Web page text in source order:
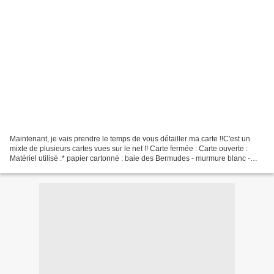
Maintenant, je vais prendre le temps de vous détailler ma carte !!C'est un
mixte de plusieurs cartes vues sur le net !! Carte fermée : Carte ouverte :
Matériel utilisé :* papier cartonné : baie des Bermudes - murmure blanc -